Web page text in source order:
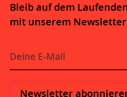
Bleib auf dem
mit unserem Newsletter
E-
Mail
*